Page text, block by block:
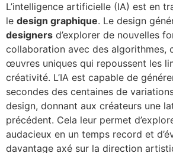
L’intelligence artificielle (IA) est en
le design graphique. Le design
designers d’explorer de nouvelles
collaboration avec des algorithmes,
œuvres uniques qui repoussent les
créativité. L’IA est capable de
secondes des centaines de
design, donnant aux créateurs une
précédent. Cela leur permet
audacieux en un temps record et
davantage axé sur la direction